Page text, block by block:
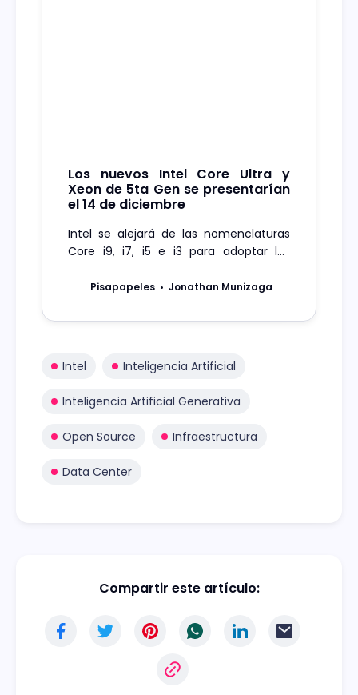
Los nuevos Intel Core Ultra y
Xeon de 5ta Gen se presentarían
el 14 de diciembre
Intel se alejará de las nomenclaturas
Core i9, i7, i5 e i3 para adoptar los
Core Ultra 5 y Core Ultra 3.
Pisapapeles Jonathan Munizaga
Intel Inteligencia Artificial
Inteligencia Artificial Generativa
Open Source Infraestructura
Data Center
Compartir este artículo: